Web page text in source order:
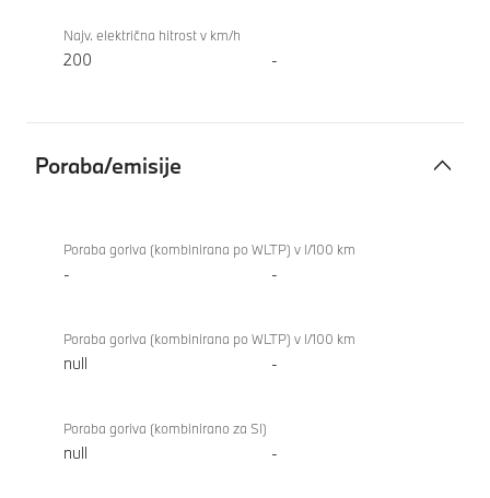
Najv. električna hitrost v km/h
200 -
Poraba/emisije
xDrive40
Gran
Poraba goriva (kombinirana po WLTP) v l/100 km
- -
Poraba goriva (kombinirana po WLTP) v l/100 km
null -
Poraba goriva (kombinirano za SI)
null -